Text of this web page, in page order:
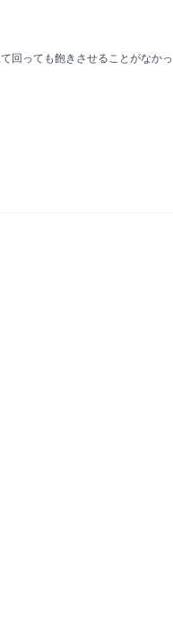
回っても飽きさせることがなかっ